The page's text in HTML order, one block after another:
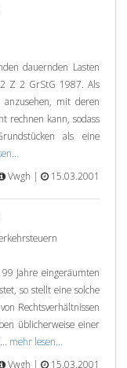
dauernden Lasten
Z 2 GrStG 1987. Als
anzusehen, mit deren
rechnen kann, sodass
als eine
Vwgh | 15.03.2001
Jahre eingeräumten
so stellt eine solche
Rechtsverhältnissen
üblicherweise einer
mehr lesen...
Vwgh | 15.03.2001